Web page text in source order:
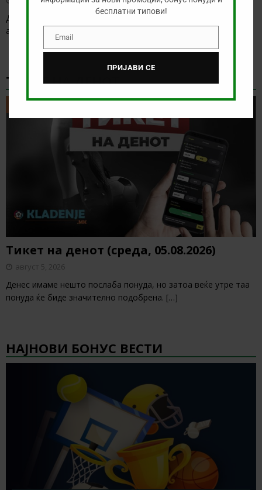
Денес нема солидна понуда за обложување, а ние ќе го
анализираме дуелот од исландската лига
ТИКЕТ НА ДЕНОТ
Тикет на денот (среда, 05.08.2026)
август 5, 2026
Денес имаме нешто послаба понуда, но затоа веќе утре таа
понуда ќе биде значително подобрена. […]
НАЈНОВИ БОНУС ВЕСТИ
бесплатни типови!
EmailEmail
ПРИЈАВИ СЕ